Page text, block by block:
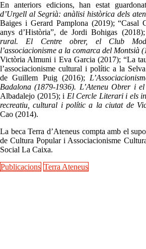
En anteriors edicions, han estat
d’Urgell al Segrià: anàlisi històrica dels
Baiges i Gerard Pamplona (2019); “Casal
anys d’Història”, de Jordi Bohigas (2018);
rural. El Centre obrer, el Club
l’associacionisme a la comarca del Montsià
Victòria Almuni i Eva Garcia (2017); “La
l’associacionisme cultural i polític a la
de Guillem Puig (2016);
Badalona (1879-1936). L’Ateneu Obrer i
Albadalejo (2015); i El Cercle Literari i els
recreatiu, cultural i polític a la ciutat de
Cao (2014).
La beca Terra d’Ateneus compta amb el
de Cultura Popular i Associacionisme
Social La Caixa.
Publicacions Terra Ateneus